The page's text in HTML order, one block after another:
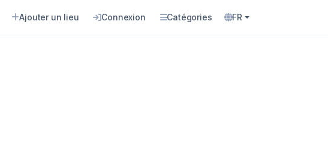
Ajouter un lieu Connexion Catégories FR